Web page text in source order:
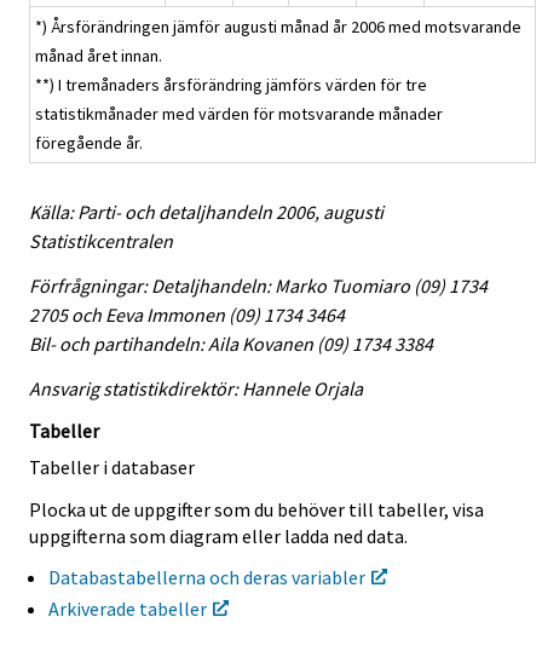
*) Årsförändringen jämför augusti månad år 2006 med motsvarande
månad året innan.
**) I tremånaders årsförändring jämförs värden för tre
statistikmånader med värden för motsvarande månader
föregående år.
Källa: Parti- och detaljhandeln 2006, augusti
Statistikcentralen
Förfrågningar: Detaljhandeln: Marko Tuomiaro (09) 1734
2705 och Eeva Immonen (09) 1734 3464
Bil- och partihandeln: Aila Kovanen (09) 1734 3384
Ansvarig statistikdirektör: Hannele Orjala
Tabeller
Tabeller i databaser
Plocka ut de uppgifter som du behöver till tabeller, visa
uppgifterna som diagram eller ladda ned data.
Databastabellerna och deras variabler
Arkiverade tabeller